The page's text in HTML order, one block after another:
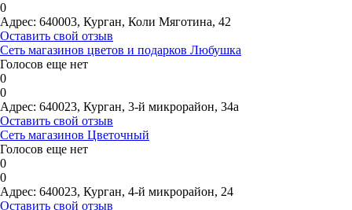
0
Адрес: 640003, Курган, Коли Мяготина, 42
Оставить свой отзыв
Сеть магазинов цветов и подарков Любушка
Голосов еще нет
0
0
Адрес: 640023, Курган, 3-й микрорайон, 34а
Оставить свой отзыв
Сеть магазинов Цветочный
Голосов еще нет
0
0
Адрес: 640023, Курган, 4-й микрорайон, 24
Оставить свой отзыв